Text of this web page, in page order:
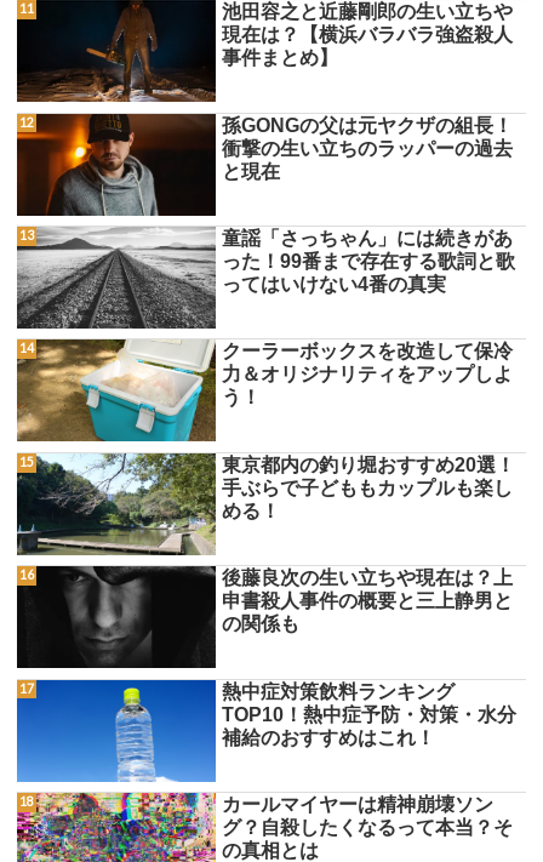
池田容之と近藤剛郎の生い立ちや
現在は？【横浜バラバラ強盗殺人
事件まとめ】
孫GONGの父は元ヤクザの組長！
衝撃の生い立ちのラッパーの過去
と現在
童謡「さっちゃん」には続きがあ
った！99番まで存在する歌詞と歌
ってはいけない4番の真実
クーラーボックスを改造して保冷
力＆オリジナリティをアップしよ
う！
東京都内の釣り堀おすすめ20選！
手ぶらで子どももカップルも楽し
める！
後藤良次の生い立ちや現在は？上
申書殺人事件の概要と三上静男と
の関係も
熱中症対策飲料ランキング
TOP10！熱中症予防・対策・水分
補給のおすすめはこれ！
カールマイヤーは精神崩壊ソン
グ？自殺したくなるって本当？そ
の真相とは